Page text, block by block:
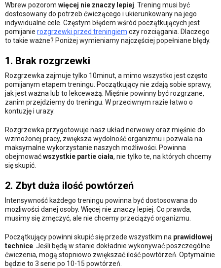
Wbrew pozorom więcej nie znaczy lepiej . Trening musi być
dostosowany do potrzeb ćwiczącego i ukierunkowany na jego
indywidualne cele. Częstym błędem wśród początkujących jest
pomijanie rozgrzewki przed treningiem czy rozciągania. Dlaczego
to takie ważne? Poniżej wymieniamy najczęściej popełniane błędy.
1. Brak rozgrzewki
Rozgrzewka zajmuje tylko 10minut, a mimo wszystko jest często
pomijanym etapem treningu. Początkujący nie zdają sobie sprawy,
jak jest ważna lub to lekceważą. Mięśnie powinny być rozgrzane,
zanim przejdziemy do treningu. W przeciwnym razie łatwo o
kontuzję i urazy.
Rozgrzewka przygotowuje nasz układ nerwowy oraz mięśnie do
wzmożonej pracy, zwiększa wydolność organizmu i pozwala na
maksymalne wykorzystanie naszych możliwości. Powinna
obejmowaćwszystkie partie ciała, nie tylko te, na których chcemy
się skupić.
2. Zbyt duża ilość powtórzeń
Intensywność każdego treningu powinna być dostosowana do
możliwości danej osoby. Więcej nie znaczy lepiej. Co prawda,
musimy się zmęczyć, ale nie chcemy przeciążyć organizmu.
Początkujący powinni skupić się przede wszystkim na prawidłowej
technice . Jeśli będą w stanie dokładnie wykonywać poszczególne
ćwiczenia, mogą stopniowo zwiększać ilość powtórzeń. Optymalnie
będzie to 3 serie po 10-15 powtórzeń.